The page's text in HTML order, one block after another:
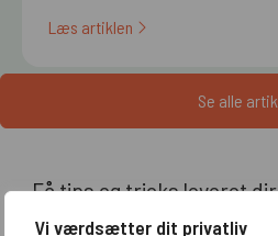
Vi værdsætter dit privatliv
Læs artiklen
Se alle
Få tips og tricks leveret